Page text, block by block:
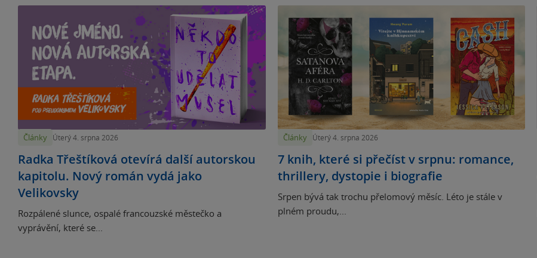
Články Úterý 4. srpna 2026
Radka Třeštíková otevírá další autorskou
kapitolu. Nový román vydá jako
Velikovsky
Rozpálené slunce, ospalé francouzské městečko a
vyprávění, které se...
Články Úterý 4. srpna 2026
7 knih, které si přečíst v srpnu: romance,
thrillery, dystopie i biografie
Srpen bývá tak trochu přelomový měsíc. Léto je stále v
plném proudu,...